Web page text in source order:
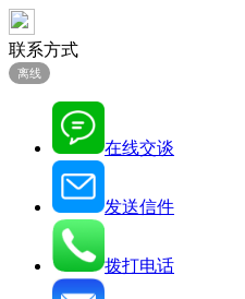
联系方式
离线
在线交谈
发送信件
拨打电话